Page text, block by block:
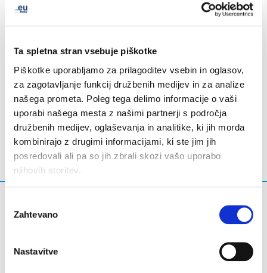
Ta spletna stran vsebuje piškotke
Piškotke uporabljamo za prilagoditev vsebin in oglasov,
za zagotavljanje funkcij družbenih medijev in za analize
našega prometa. Poleg tega delimo informacije o vaši
uporabi našega mesta z našimi partnerji s področja
družbenih medijev, oglaševanja in analitike, ki jih morda
kombinirajo z drugimi informacijami, ki ste jim jih
posredovali ali pa so jih zbrali skozi vašo uporabo
njihovih storitev.
soglasja
Zahtevano
Nastavitve
pleasant Easter break.
deli prek LinkedInTwitterFacebook